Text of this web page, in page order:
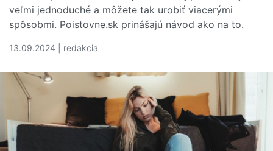
veľmi jednoduché a môžete tak urobiť viacerými
spôsobmi. Poistovne.sk prinášajú návod ako na to.
13.09.2024 | redakcia